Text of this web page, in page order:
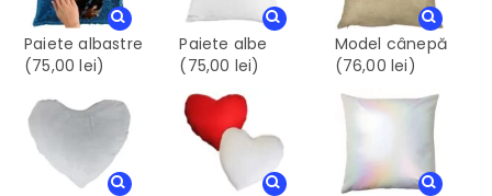
Paiete albastre
(75,00 lei)
Paiete albe
(75,00 lei)
Model cânepă
(76,00 lei)